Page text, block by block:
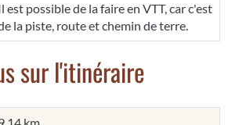
est possible de la faire en VTT, car c'est
la piste, route et chemin de terre.
sur l'itinéraire